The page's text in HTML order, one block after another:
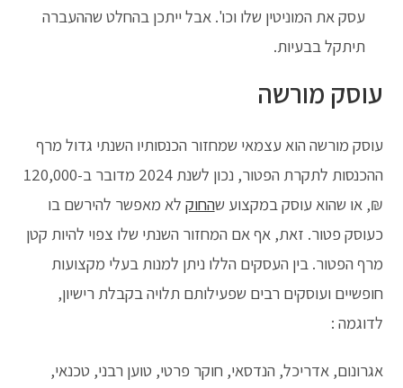
עסק את המוניטין שלו וכו'. אבל ייתכן בהחלט שההעברה
תיתקל בבעיות.
עוסק מורשה
עוסק מורשה הוא עצמאי שמחזור הכנסותיו השנתי גדול מרף
ההכנסות לתקרת הפטור, נכון לשנת 2024 מדובר ב-120,000
₪, או שהוא עוסק במקצוע שהחוק לא מאפשר להירשם בו
כעוסק פטור. זאת, אף אם המחזור השנתי שלו צפוי להיות קטן
מרף הפטור. בין העסקים הללו ניתן למנות בעלי מקצועות
חופשיים ועוסקים רבים שפעילותם תלויה בקבלת רישיון,
לדוגמה :
אגרונום, אדריכל, הנדסאי, חוקר פרטי, טוען רבני, טכנאי,